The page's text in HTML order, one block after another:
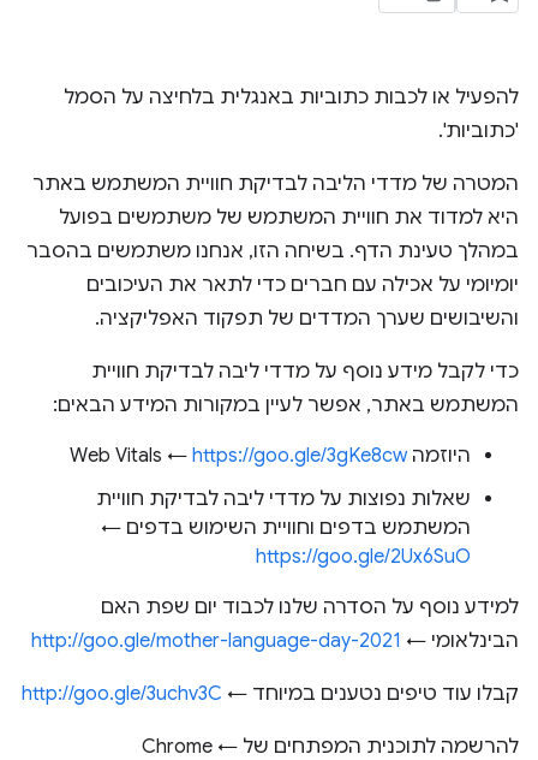
להפעיל או לכבות כתוביות באנגלית בלחיצה על הסמל
'כתוביות'.
המטרה של מדדי הליבה לבדיקת חוויית המשתמש באתר
היא למדוד את חוויית המשתמש של משתמשים בפועל
במהלך טעינת הדף. בשיחה הזו, אנחנו משתמשים בהסבר
יומיומי על אכילה עם חברים כדי לתאר את העיכובים
והשיבושים שערך המדדים של תפקוד האפליקציה.
כדי לקבל מידע נוסף על מדדי ליבה לבדיקת חוויית
המשתמש באתר, אפשר לעיין במקורות המידע הבאים:
היוזמה Web Vitals ←https://goo.gle/3gKe8cw
שאלות נפוצות על מדדי ליבה לבדיקת חוויית
המשתמש בדפים וחוויית השימוש בדפים ←
https://goo.gle/2Ux6SuO
למידע נוסף על הסדרה שלנו לכבוד יום שפת האם
הבינלאומי ← http://goo.gle/mother-language-day-2021
קבלו עוד טיפים נטענים במיוחד ← http://goo.gle/3uchv3C
להרשמה לתוכנית המפתחים של Chrome ←